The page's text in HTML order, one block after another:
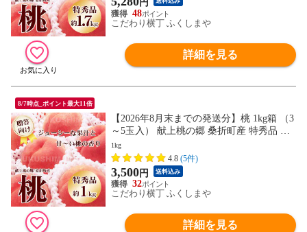
円
48
こだわり横丁 ふくしまや
詳細を見る
8/7時点_ポイント最大11倍
【2026年8月末までの発送分】桃 1kg箱 （3
～5玉入） 献上桃の郷 桑折町産 特秀品 硬
め 品種指定不可 贈答 ギフト プレゼント
1kg
4.8 (5件)
3,500円 送料込み
32
こだわり横丁 ふくしまや
詳細を見る